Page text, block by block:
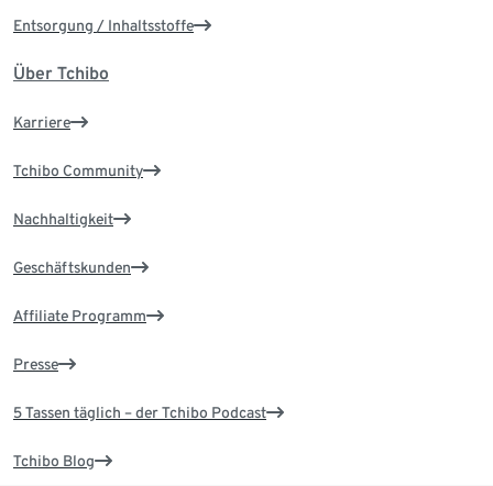
Entsorgung / Inhaltsstoffe
Über Tchibo
Karriere
Tchibo Community
Nachhaltigkeit
Geschäftskunden
Affiliate Programm
Presse
5 Tassen täglich – der Tchibo Podcast
Tchibo Blog